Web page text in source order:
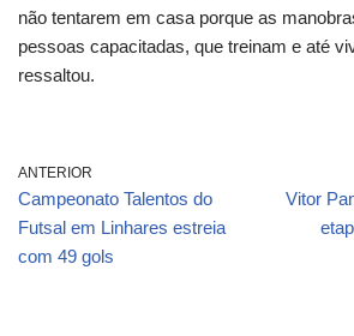
não tentarem em casa porque as
pessoas capacitadas, que treinam e até
ressaltou.
ANTERIOR
Campeonato Talentos do
Futsal em Linhares estreia
com 49 gols
Vitor